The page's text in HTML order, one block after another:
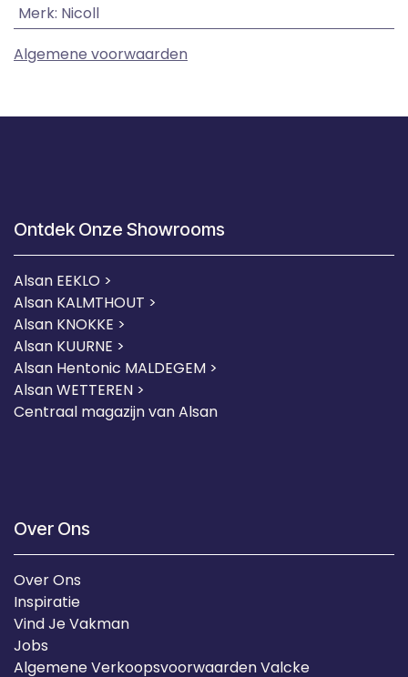
Merk: Nicoll
Algemene voorwaarden
Ontdek Onze Showrooms
Alsan EEKLO >
Alsan KALMTHOUT >
Alsan KNOKKE >
Alsan KUURNE >
Alsan Hentonic MALDEGEM >
Alsan WETTEREN >
Centraal magazijn van Alsan
Over Ons
Over Ons
Inspiratie
Vind Je Vakman
Jobs
Algemene Verkoopsvoorwaarden Valcke